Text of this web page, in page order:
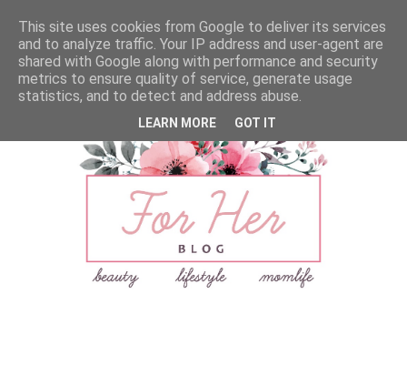
This site uses cookies from Google to deliver its services
and to analyze traffic. Your IP address and user-agent are
shared with Google along with performance and security
metrics to ensure quality of service, generate usage
statistics, and to detect and address abuse.
LEARN MORE GOT IT